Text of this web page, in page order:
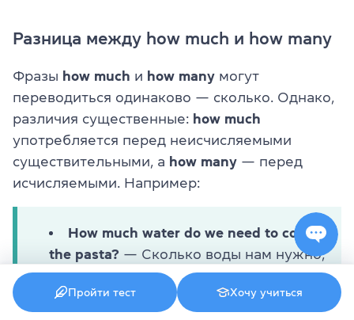
Разница между how much и how many
Фразы how much и how many могут
переводиться одинаково — сколько. Однако,
различия существенные: how much
употребляется перед неисчисляемыми
существительными, а how many — перед
исчисляемыми. Например:
How much water do we need to cook
the pasta? — Сколько воды нам нужно,
чтобы приготовить пасту?
How many apples are in the basket?—
Пройти тест Хочу учиться